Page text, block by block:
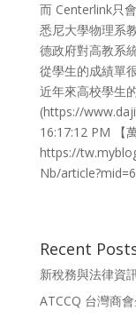
而 Centerlink只
悉尼大學物理系
德政府對高教系
從學生的成績單
近年來高校學生
(https://
16:17:12 PM 【
https://
Nb/
Recent
新稅務與法律資
ATCCQ 台灣商